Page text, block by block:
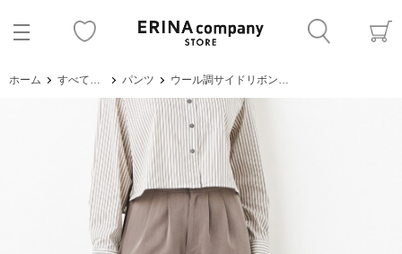
ホーム すべてのアイテム パンツ ウール調サイドリボンパンツ